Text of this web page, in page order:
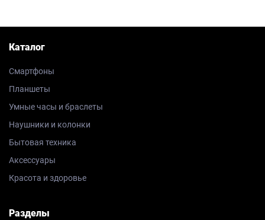
Каталог
Смартфоны
Планшеты
Умные часы и браслеты
Наушники и колонки
Бытовая техника
Аксессуары
Красота и здоровье
Разделы